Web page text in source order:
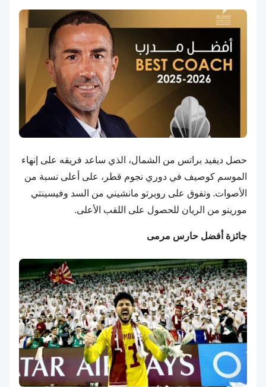
حصل ديفيد براتس من الشمال، الذي ساعد فريقه على إنهاء
الموسم كوصيف في دوري نجوم قطر، على أعلى نسبة من
الأصوات. وتفوق على روبرتو مانشيني من السد وفيسينتي
مورينو من الريان للحصول على اللقب الأعلى.
جائزة أفضل حارس مرمى